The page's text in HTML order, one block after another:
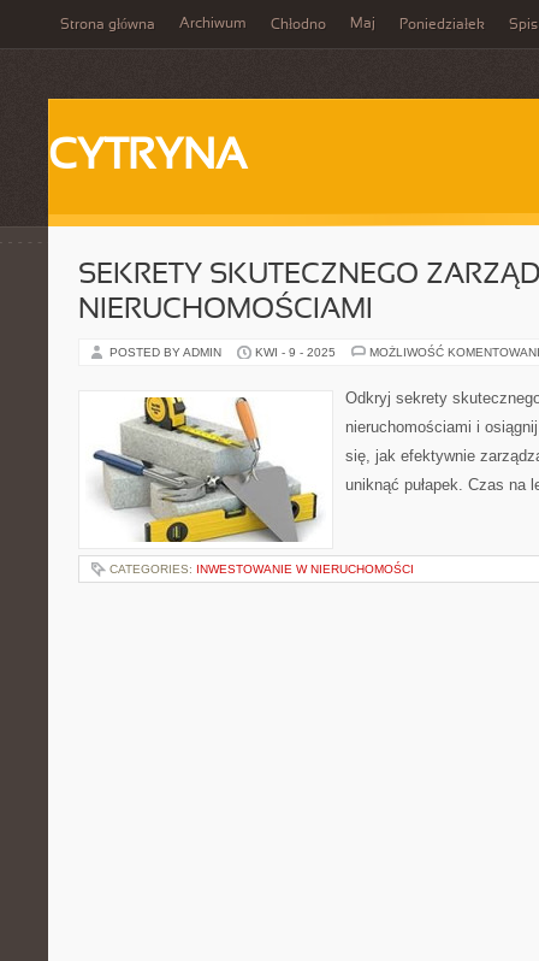
Strona główna Archiwum Chłodno Maj Poniedziałek Spis
CYTRYNA
SEKRETY SKUTECZNEGO
NIERUCHOMOŚCIAMI
POSTED BY ADMIN KWI - 9 - 2025 MOŻLIWOŚĆ
Odkryj sekrety
nieruchomościami i
się, jak efektywnie
uniknąć pułapek. Czas na
CATEGORIES: INWESTOWANIE W NIERUCHOMOŚCI